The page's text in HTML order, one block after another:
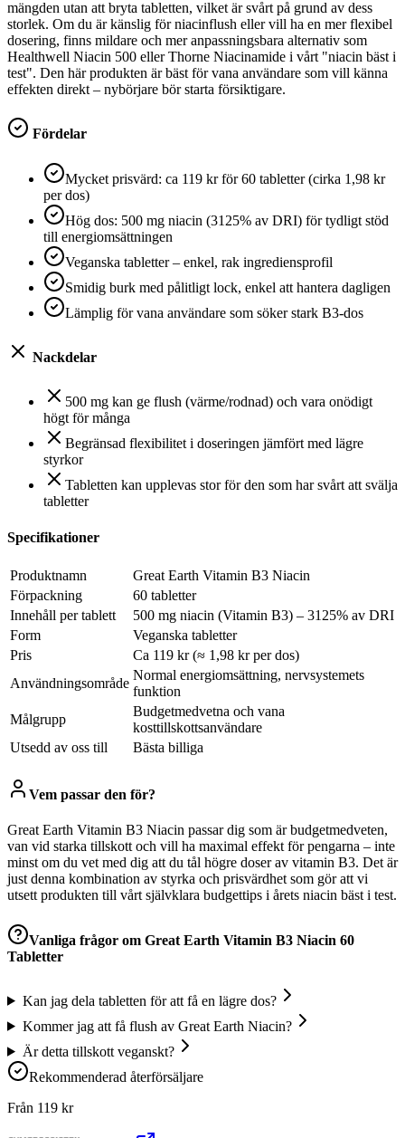
mängden utan att bryta tabletten, vilket är svårt på grund av dess
storlek. Om du är känslig för niacinflush eller vill ha en mer flexibel
dosering, finns mildare och mer anpassningsbara alternativ som
Healthwell Niacin 500 eller Thorne Niacinamide i vårt "niacin bäst i
test". Den här produkten är bäst för vana användare som vill känna
effekten direkt – nybörjare bör starta försiktigare.
Fördelar
Mycket prisvärd: ca 119 kr för 60 tabletter (cirka 1,98 kr
per dos)
Hög dos: 500 mg niacin (3125% av DRI) för tydligt stöd
till energiomsättningen
Veganska tabletter – enkel, rak ingrediensprofil
Smidig burk med pålitligt lock, enkel att hantera dagligen
Lämplig för vana användare som söker stark B3-dos
Nackdelar
500 mg kan ge flush (värme/rodnad) och vara onödigt
högt för många
Begränsad flexibilitet i doseringen jämfört med lägre
styrkor
Tabletten kan upplevas stor för den som har svårt att svälja
tabletter
Specifikationer
Produktnamn
Great Earth Vitamin B3 Niacin
Förpackning
60 tabletter
Innehåll per tablett
500 mg niacin (Vitamin B3) – 3125% av DRI
Form
Veganska tabletter
Pris
Ca 119 kr (≈ 1,98 kr per dos)
Användningsområde
Normal energiomsättning, nervsystemets
funktion
Målgrupp
Budgetmedvetna och vana
kosttillskottsanvändare
Utsedd av oss till
Bästa billiga
Vem passar den för?
Great Earth Vitamin B3 Niacin passar dig som är budgetmedveten,
van vid starka tillskott och vill ha maximal effekt för pengarna – inte
minst om du vet med dig att du tål högre doser av vitamin B3. Det är
just denna kombination av styrka och prisvärdhet som gör att vi
utsett produkten till vårt självklara budgettips i årets niacin bäst i test.
Vanliga frågor om Great Earth Vitamin B3 Niacin 60
Tabletter
Kan jag dela tabletten för att få en lägre dos?
Kommer jag att få flush av Great Earth Niacin?
Är detta tillskott veganskt?
Rekommenderad återförsäljare
Från 119 kr